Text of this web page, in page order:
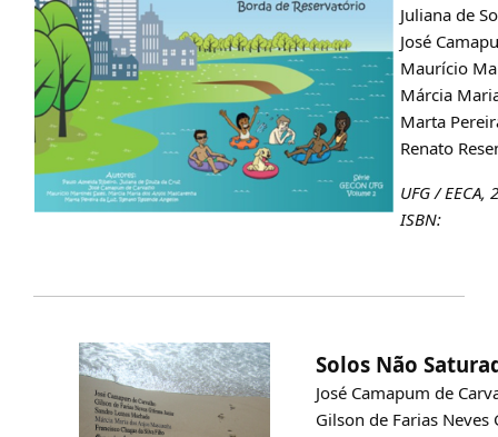
Juliana de
José
Maurício
Márcia
Marta
Renato
UFG / EECA,
ISBN:
Solos Não
José Camapum de
Gilson de Farias Neves